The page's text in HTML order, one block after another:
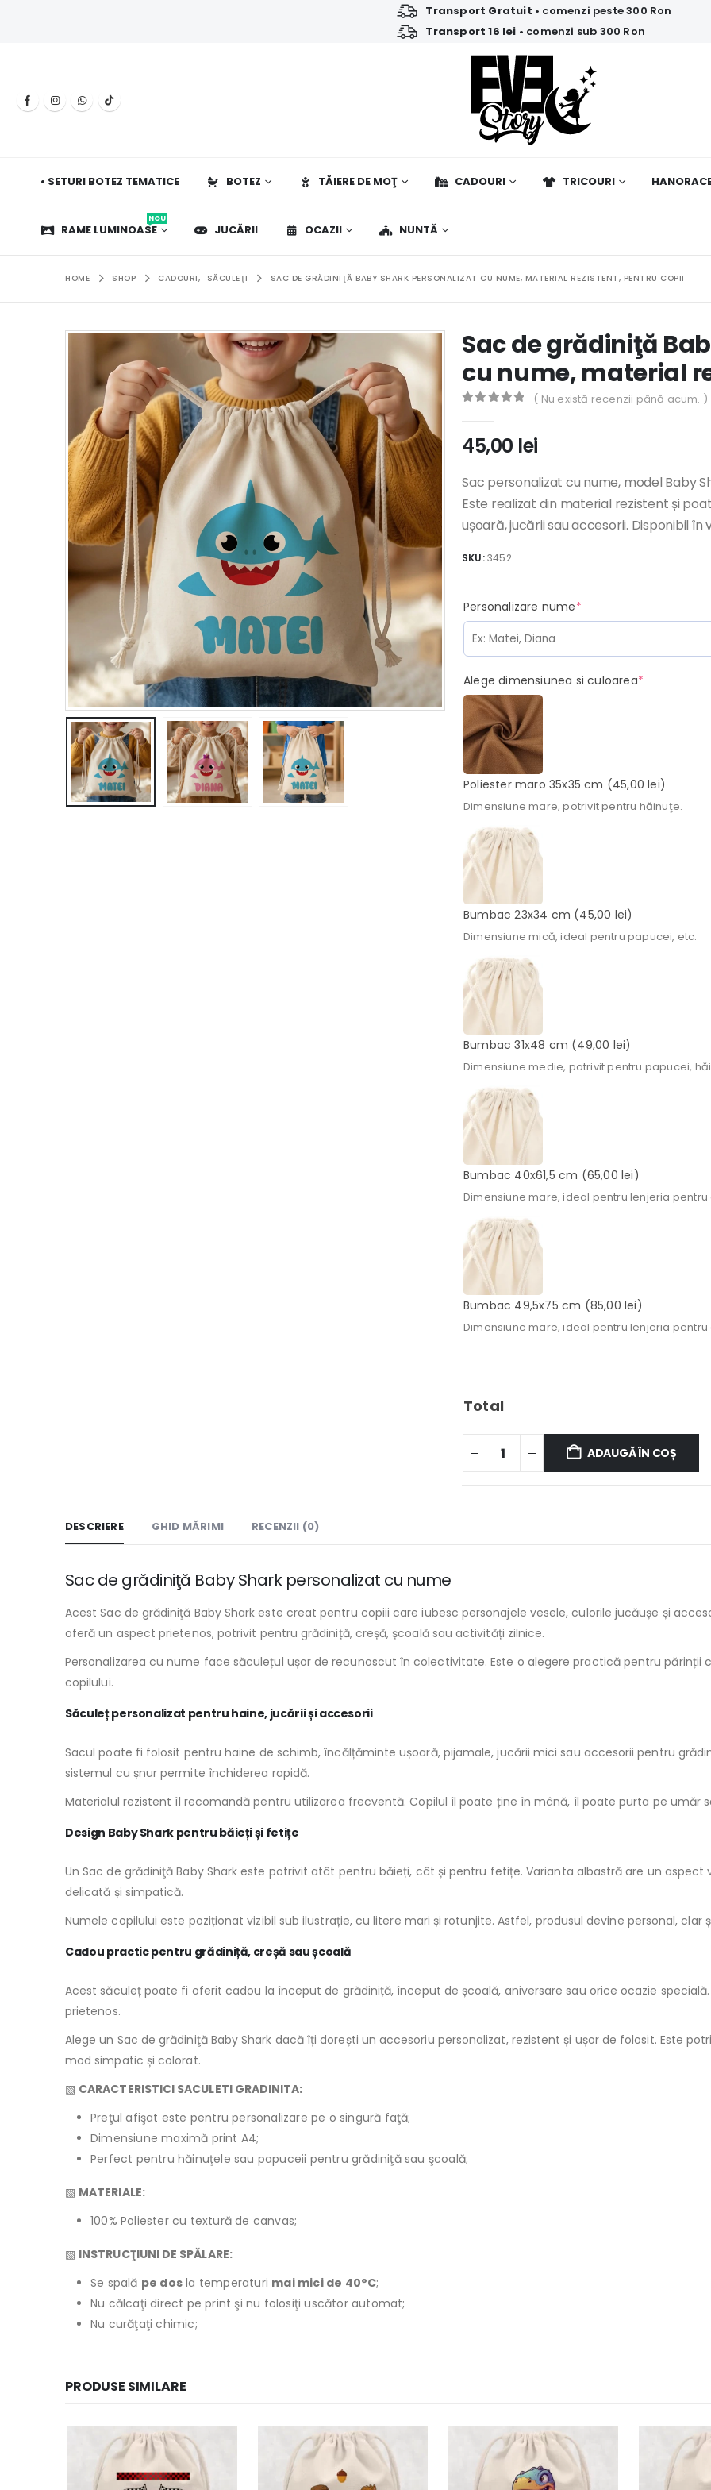
Transport Gratuit • comenzi peste 300 Ron
Transport 16 lei • comenzi sub 300 Ron
• SETURI BOTEZ TEMATICE BOTEZ TĂIERE DE MOŢ CADOURI TRICOURI
RAME LUMINOASE
NOU
JUCĂRII OCAZII NUNTĂ
HOME SHOP CADOURI, SĂCULEŢI SAC DE GRĂDINIŢĂ BABY SHARK PERSONALIZAT CU NUME, MATERIAL REZISTENT, PENTRU COPII
Sac de grădiniţă
cu nume, material
( Nu există recenzii până acum. )
45,00 lei
Sac personalizat cu nume, model Baby
Este realizat din material rezistent și
ușoară, jucării sau accesorii. Disponibil
SKU:3452
Personalizare nume*(required)
Alege dimensiunea si culoarea*(required)
Poliester maro 35x35 cm (45,00 lei)
Dimensiune mare, potrivit pentru hăinuţe.
Bumbac 23x34 cm (45,00 lei)
Dimensiune mică, ideal pentru papucei, etc.
Bumbac 31x48 cm (49,00 lei)
Dimensiune medie, potrivit pentru papucei,
Bumbac 40x61,5 cm (65,00 lei)
Dimensiune mare, ideal pentru lenjeria
Bumbac 49,5x75 cm (85,00 lei)
Dimensiune mare, ideal pentru lenjeria
Total
ADAUGĂ ÎN COȘ
DESCRIERE GHID MĂRIMI RECENZII (0)
Sac de grădiniţă Baby Shark personalizat cu nume
Acest Sac de grădiniţă Baby Shark este creat pentru copiii care iubesc personajele vesele, culorile jucăușe și
oferă un aspect prietenos, potrivit pentru grădiniță, creșă, școală sau activități zilnice.
Personalizarea cu nume face săculețul ușor de recunoscut în colectivitate. Este o alegere practică pentru părinții
copilului.
Săculeț personalizat pentru haine, jucării și accesorii
Sacul poate fi folosit pentru haine de schimb, încălțăminte ușoară, pijamale, jucării mici sau accesorii pentru
sistemul cu șnur permite închiderea rapidă.
Materialul rezistent îl recomandă pentru utilizarea frecventă. Copilul îl poate ține în mână, îl poate purta pe umăr
Design Baby Shark pentru băieți și fetițe
Un Sac de grădiniţă Baby Shark este potrivit atât pentru băieți, cât și pentru fetițe. Varianta albastră are un
delicată și simpatică.
Numele copilului este poziționat vizibil sub ilustrație, cu litere mari și rotunjite. Astfel, produsul devine personal, clar
Cadou practic pentru grădiniță, creșă sau școală
Acest săculeț poate fi oferit cadou la început de grădiniță, început de școală, aniversare sau orice ocazie
prietenos.
Alege un Sac de grădiniţă Baby Shark dacă îți dorești un accesoriu personalizat, rezistent și ușor de folosit. Este
mod simpatic și colorat.
▧ CARACTERISTICI SACULETI GRADINITA:
Preţul afişat este pentru personalizare pe o singură faţă;
Dimensiune maximă print A4;
Perfect pentru hăinuţele sau papuceii pentru grădiniţă sau şcoală;
▧ MATERIALE:
100% Poliester cu textură de canvas;
▧ INSTRUCŢIUNI DE SPĂLARE:
Se spală pe dos la temperaturi mai mici de 40°C;
Nu călcaţi direct pe print şi nu folosiţi uscător automat;
Nu curăţaţi chimic;
PRODUSE SIMILARE